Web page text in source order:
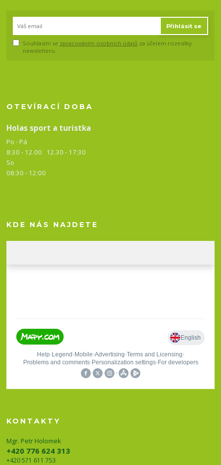
Přihlásit se
Souhlasím se zpracováním osobních údajů za účelem rozesílky
newsletteru.
OTEVÍRACÍ DOBA
Holas sport a turistka
Po - Pá
8:30 - 12.00 12.30 - 17:30
So
08:30 - 12:00
KDE NÁS NAJDETE
KONTAKTY
Mgr. Petr Holomek
+420 776 624 313
+420 571 611 753